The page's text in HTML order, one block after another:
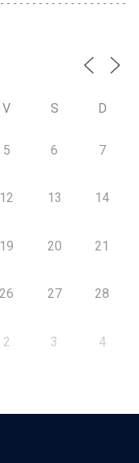
V S D
5 6 7
12 13 14
19 20 21
26 27 28
2 3 4